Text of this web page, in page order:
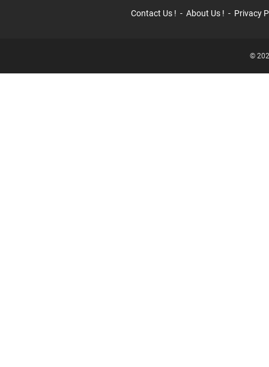
Contact Us ! About Us ! Privacy
©